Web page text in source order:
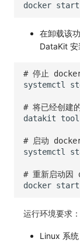
docker start
在卸载该
DataKit 安
# 停止
systemctl
# 将已经创
datakit
tool
# 启动
systemctl
# 重新启动因
docker start
运行环境要求：
Linux 系统